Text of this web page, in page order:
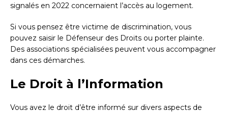
signalés en 2022 concernaient l’accès au logement.
Si vous pensez être victime de discrimination, vous
pouvez saisir le Défenseur des Droits ou porter plainte.
Des associations spécialisées peuvent vous accompagner
dans ces démarches.
Le Droit à l’Information
Vous avez le droit d’être informé sur divers aspects de